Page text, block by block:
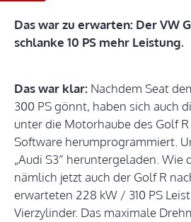
Das war zu erwarten: Der VW
schlanke 10 PS mehr Leistung.
Das war klar: Nachdem Seat
300 PS gönnt, haben sich auch
unter die Motorhaube des Golf
Software herumprogrammiert.
„Audi S3“ heruntergeladen. Wie
nämlich jetzt auch der Golf R
erwarteten 228 kW / 310 PS
Vierzylinder. Das maximale